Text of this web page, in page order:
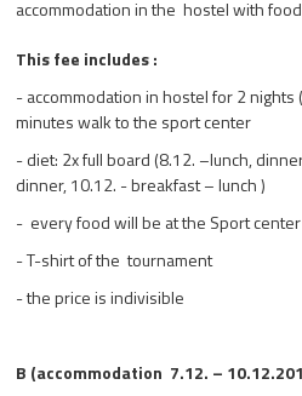
accommodation in the hostel with food
This fee includes :
- accommodation in hostel for 2
minutes walk to the sport center
- diet: 2x full board (8.12. –lunch,
dinner, 10.12. - breakfast – lunch )
- every food will be at the Sport center
- T-shirt of the tournament
- the price is indivisible
B (accommodation 7.12. –